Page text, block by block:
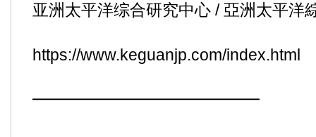
亚洲太平洋综合研究中心 / 亞洲太平洋
https://www.keguanjp.com/index.html
━━━━━━━━━━━━━━